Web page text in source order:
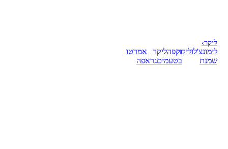
ליקר›
לימונצ'לוליקר
שמנת
וקפהליקר
בטעמיםגראפה
אמרטו